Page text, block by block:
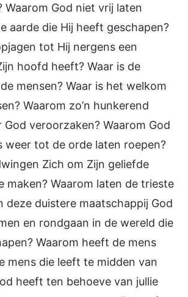
Waarom God niet vrij laten
aarde die Hij heeft geschapen?
tot Hij nergens een
hoofd heeft? Waar is de
mensen? Waar is het welkom
Waarom zo’n hunkerend
God veroorzaken? Waarom God
weer tot de orde laten roepen?
Zich om Zijn geliefde
maken? Waarom laten de trieste
deze duistere maatschappij God
en rondgaan in de wereld die
Waarom heeft de mens
mens die leeft te midden van
heeft ten behoeve van jullie